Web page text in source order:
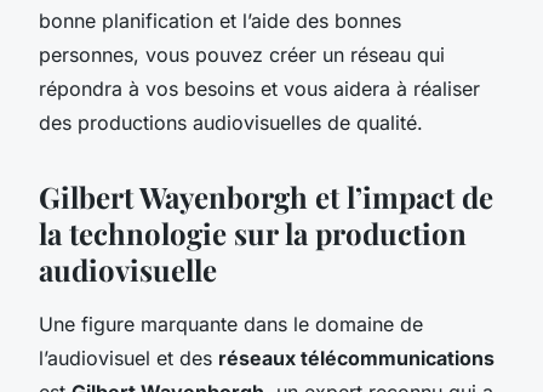
bonne planification et l’aide des bonnes
personnes, vous pouvez créer un réseau qui
répondra à vos besoins et vous aidera à réaliser
des productions audiovisuelles de qualité.
Gilbert Wayenborgh et l’impact de
la technologie sur la production
audiovisuelle
Une figure marquante dans le domaine de
l’audiovisuel et des réseaux télécommunications